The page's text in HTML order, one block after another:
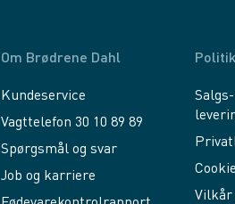
Om Brødrene Dahl
Kundeservice
Vagttelefon 30 10 89 89
Spørgsmål og svar
Job og karriere
Salgs-
Vilkår